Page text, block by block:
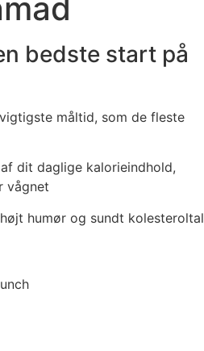
bedste start på
måltid, som de fleste
dit daglige kalorieindhold,
vågnet
humør og sundt kolesteroltal